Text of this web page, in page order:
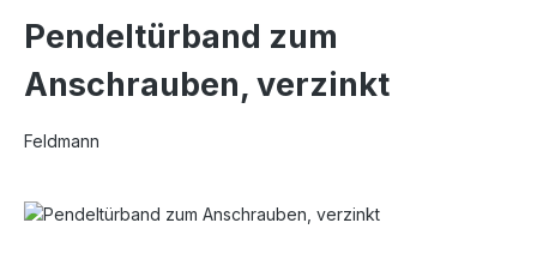
Pendeltürband zum
Anschrauben, verzinkt
Feldmann
Bildergalerie überspringen